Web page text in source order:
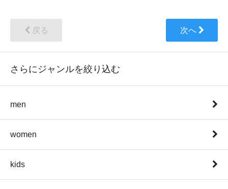
戻る 次へ
さらにジャンルを絞り込む
men
women
kids